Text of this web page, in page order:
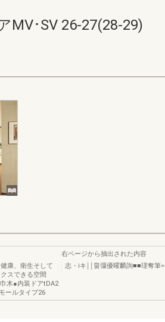
MV･SV 26-27(28-29)
康、衛生そして
スできる空間
木●内装ドアtDA2
ールタイプ26
右ページから抽出された内容
志・iキ￨￨畠彊優曜麟詢■■瑳奪筆=￨